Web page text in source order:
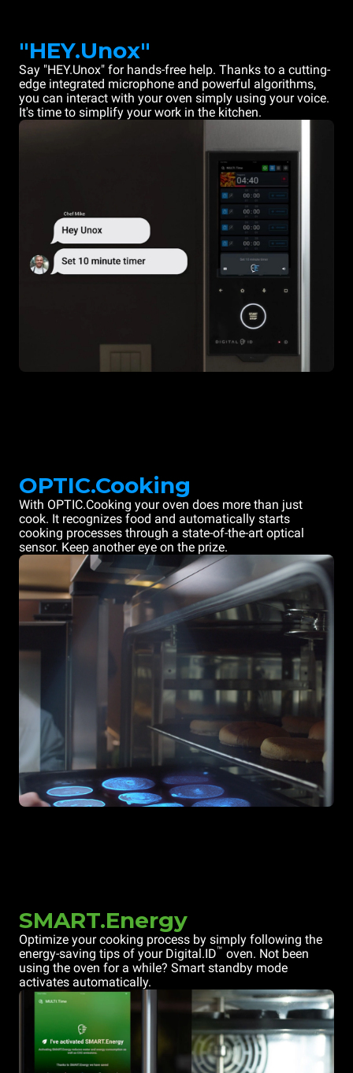
"HEY.Unox"
Say "HEY.Unox" for hands-free help. Thanks to a cutting-
edge integrated microphone and powerful algorithms,
you can interact with your oven simply using your voice.
It's time to simplify your work in the kitchen.
OPTIC.Cooking
With OPTIC.Cooking your oven does more than just
cook. It recognizes food and automatically starts
cooking processes through a state-of-the-art optical
sensor. Keep another eye on the prize.
SMART.Energy
Optimize your cooking process by simply following the
energy-saving tips of your Digital.ID™ oven. Not been
using the oven for a while? Smart standby mode
activates automatically.